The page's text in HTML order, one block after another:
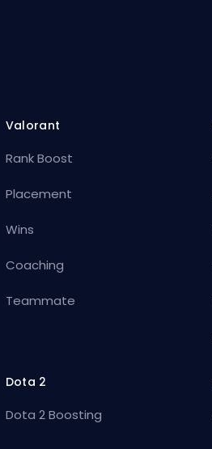
Valorant
Rank Boost
Placement
Wins
Coaching
Teammate
Dota 2
Dota 2 Boosting